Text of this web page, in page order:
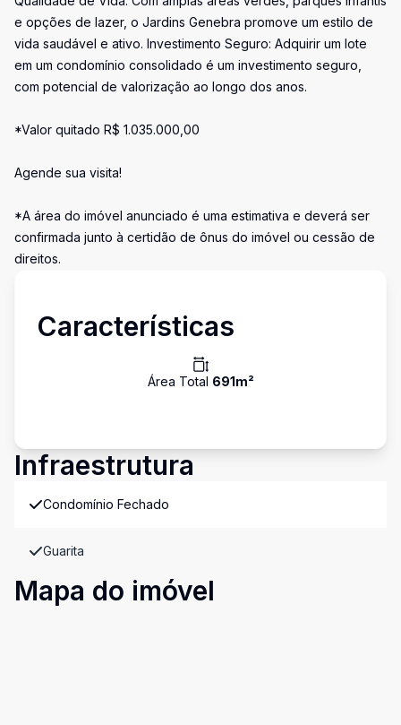
e opções de lazer, o Jardins Genebra promove um estilo de
vida saudável e ativo. Investimento Seguro: Adquirir um lote
em um condomínio consolidado é um investimento seguro,
com potencial de valorização ao longo dos anos.
*Valor quitado R$ 1.035.000,00
Agende sua visita!
*A área do imóvel anunciado é uma estimativa e deverá ser
confirmada junto à certidão de ônus do imóvel ou cessão de
direitos.
Características
Área Total 691m²
Infraestrutura
Condomínio Fechado
Guarita
Mapa do imóvel